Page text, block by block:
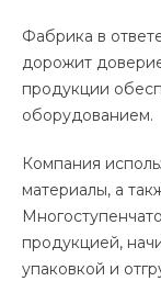
Фабрика в
дорожит
продукции
оборудованием.
Компания
материалы, а
продукцией,
упаковкой и